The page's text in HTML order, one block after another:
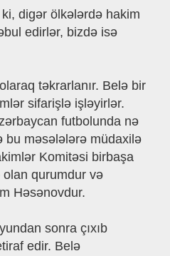
digər ölkələrdə hakim
edirlər, bizdə isə
təkrarlanır. Belə bir
sifarişlə işləyirlər.
futbolunda nə
bu məsələlərə müdaxilə
Komitəsi birbaşa
olan qurumdur və
Həsənovdur.
sonra çıxıb
edir. Belə